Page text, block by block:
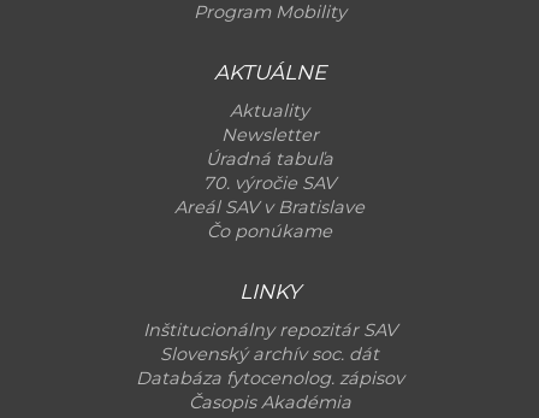
Program Mobility
AKTUÁLNE
Aktuality
Newsletter
Úradná tabuľa
70. výročie SAV
Areál SAV v Bratislave
Čo ponúkame
LINKY
Inštitucionálny repozitár SAV
Slovenský archív soc. dát
Databáza fytocenolog. zápisov
Časopis Akadémia